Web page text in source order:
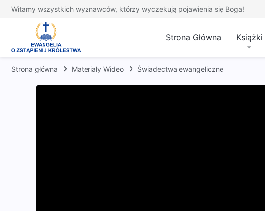
Witamy wszystkich wyznawców, którzy wyczekują pojawienia się Boga!
Strona Główna Książki
Strona główna Materiały Wideo Świadectwa ewangeliczne